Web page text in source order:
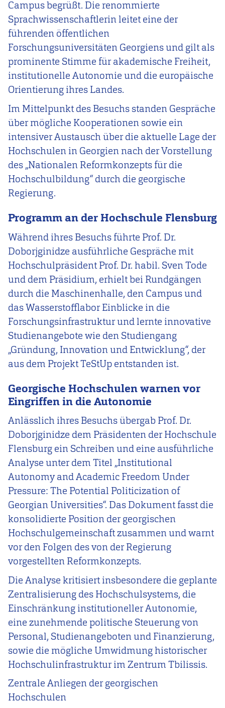
Campus begrüßt. Die renommierte
Sprachwissenschaftlerin leitet eine der
führenden öffentlichen
Forschungsuniversitäten Georgiens und gilt als
prominente Stimme für akademische Freiheit,
institutionelle Autonomie und die europäische
Orientierung ihres Landes.
Im Mittelpunkt des Besuchs standen Gespräche
über mögliche Kooperationen sowie ein
intensiver Austausch über die aktuelle Lage der
Hochschulen in Georgien nach der Vorstellung
des „Nationalen Reformkonzepts für die
Hochschulbildung“ durch die georgische
Regierung.
Programm an der Hochschule Flensburg
Während ihres Besuchs führte Prof. Dr.
Doborjginidze ausführliche Gespräche mit
Hochschulpräsident Prof. Dr. habil. Sven Tode
und dem Präsidium, erhielt bei Rundgängen
durch die Maschinenhalle, den Campus und
das Wasserstofflabor Einblicke in die
Forschungsinfrastruktur und lernte innovative
Studienangebote wie den Studiengang
„Gründung, Innovation und Entwicklung“, der
aus dem Projekt TeStUp entstanden ist.
Georgische Hochschulen warnen vor
Eingriffen in die Autonomie
Anlässlich ihres Besuchs übergab Prof. Dr.
Doborjginidze dem Präsidenten der Hochschule
Flensburg ein Schreiben und eine ausführliche
Analyse unter dem Titel „Institutional
Autonomy and Academic Freedom Under
Pressure: The Potential Politicization of
Georgian Universities“. Das Dokument fasst die
konsolidierte Position der georgischen
Hochschulgemeinschaft zusammen und warnt
vor den Folgen des von der Regierung
vorgestellten Reformkonzepts.
Die Analyse kritisiert insbesondere die geplante
Zentralisierung des Hochschulsystems, die
Einschränkung institutioneller Autonomie,
eine zunehmende politische Steuerung von
Personal, Studienangeboten und Finanzierung,
sowie die mögliche Umwidmung historischer
Hochschulinfrastruktur im Zentrum Tbilissis.
Zentrale Anliegen der georgischen
Hochschulen